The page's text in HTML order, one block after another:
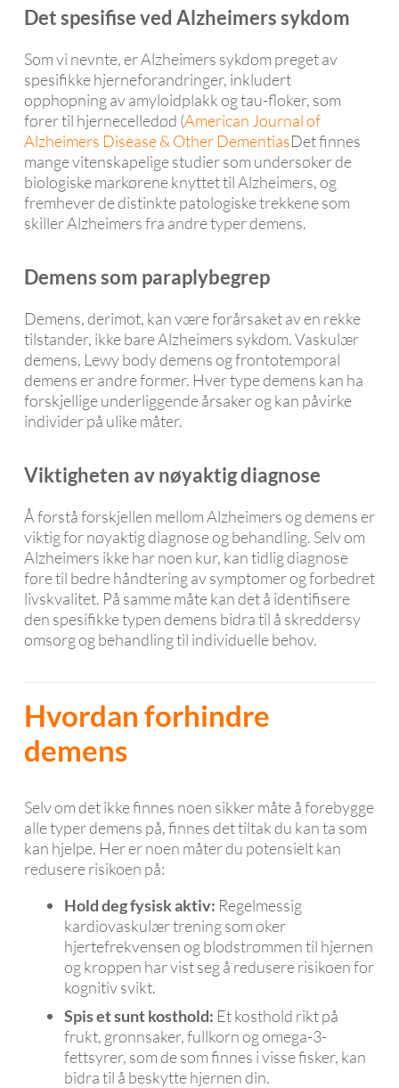
Det spesifise ved Alzheimers sykdom
Som vi nevnte, er Alzheimers sykdom preget av
spesifikke hjerneforandringer, inkludert
opphopning av amyloidplakk og tau-floker, som
fører til hjernecelledød (American Journal of
Alzheimers Disease & Other DementiasDet finnes
mange vitenskapelige studier som undersøker de
biologiske markørene knyttet til Alzheimers, og
fremhever de distinkte patologiske trekkene som
skiller Alzheimers fra andre typer demens.
Demens som paraplybegrep
Demens, derimot, kan være forårsaket av en rekke
tilstander, ikke bare Alzheimers sykdom. Vaskulær
demens, Lewy body demens og frontotemporal
demens er andre former. Hver type demens kan ha
forskjellige underliggende årsaker og kan påvirke
individer på ulike måter.
Viktigheten av nøyaktig diagnose
Å forstå forskjellen mellom Alzheimers og demens er
viktig for nøyaktig diagnose og behandling. Selv om
Alzheimers ikke har noen kur, kan tidlig diagnose
føre til bedre håndtering av symptomer og forbedret
livskvalitet. På samme måte kan det å identifisere
den spesifikke typen demens bidra til å skreddersy
omsorg og behandling til individuelle behov.
Hvordan forhindre
demens
Selv om det ikke finnes noen sikker måte å forebygge
alle typer demens på, finnes det tiltak du kan ta som
kan hjelpe. Her er noen måter du potensielt kan
redusere risikoen på:
Hold deg fysisk aktiv: Regelmessig
kardiovaskulær trening som øker
hjertefrekvensen og blodstrømmen til hjernen
og kroppen har vist seg å redusere risikoen for
kognitiv svikt.
Spis et sunt kosthold: Et kosthold rikt på
frukt, grønnsaker, fullkorn og omega-3-
fettsyrer, som de som finnes i visse fisker, kan
bidra til å beskytte hjernen din.